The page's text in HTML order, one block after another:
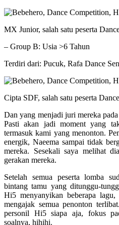
MX Junior, salah satu peserta
– Group B: Usia >6 Tahun
Terdiri dari: Pucuk, Rafa Dance
Cipta SDF, salah satu peserta
Dan yang menjadi juri mereka
Pasti akan jadi moment yang
termasuk kami yang menonton.
energik, Naeema sampai tidak
mereka. Sesekali saya melihat
gerakan mereka.
Setelah semua peserta lomba
bintang tamu yang ditunggu-
Hi5 menyanyikan beberapa
mengajak semua penonton
personil Hi5 siapa aja, fokus
soalnya, hihihi.